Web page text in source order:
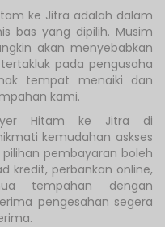
ke Jitra adalah dalam
bas yang dipilih. Musim
akan menyebabkan
pada pengusaha
tempat menaiki dan
kami.
Hitam ke Jitra di
kemudahan askses
pembayaran boleh
kredit, perbankan online,
tempahan dengan
pengesahan segera